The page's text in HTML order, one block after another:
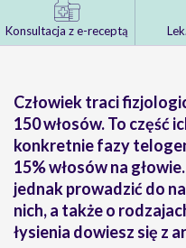
Konsultacja z e-receptą
Człowiek traci
150 włosów. To część
konkretnie fazy
15% włosów na
jednak prowadzić do
nich, a także o
łysienia dowiesz się z